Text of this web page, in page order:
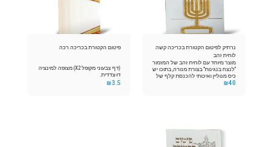
נרתיק לפיטום הקטורת בכריכה קשה
לוחית זהב
מוצר מיוחד עם לוחית זהב של המזמור
"לנצח בנגינות" בצורת מנורה, בתוכו יש
כיס מנוליין ואיכותי להכנסת קלף של
פיטום הקטורת
₪40
פיטום הקטורת בכריכה רכה
(דף צבעוני מקופל X2) מצופה למינציה
דו-צדדית.
₪3.5